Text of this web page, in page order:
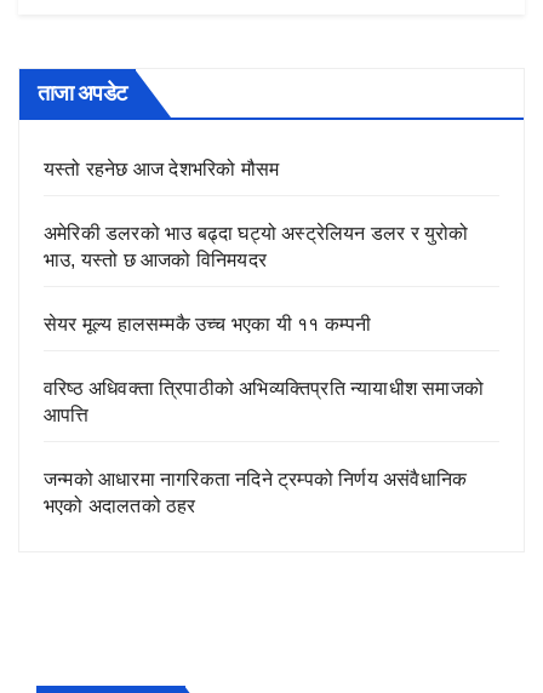
ताजा अपडेट
यस्तो रहनेछ आज देशभरिको मौसम
अमेरिकी डलरको भाउ बढ्दा घट्यो अस्ट्रेलियन डलर र युरोको
भाउ, यस्तो छ आजको विनिमयदर
सेयर मूल्य हालसम्मकै उच्च भएका यी ११ कम्पनी
वरिष्ठ अधिवक्ता त्रिपाठीको अभिव्यक्तिप्रति न्यायाधीश समाजको
आपत्ति
जन्मको आधारमा नागरिकता नदिने ट्रम्पको निर्णय असंवैधानिक
भएको अदालतको ठहर